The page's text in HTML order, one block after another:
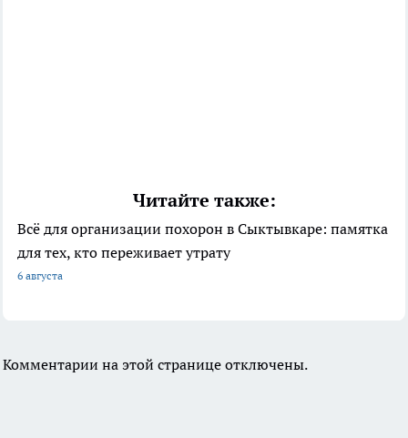
Читайте также:
Всё для организации похорон в Сыктывкаре: памятка
для тех, кто переживает утрату
6 августа
Комментарии на этой странице отключены.